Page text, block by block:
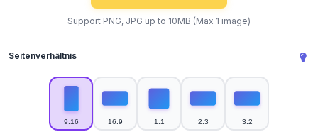
Support PNG, JPG up to 10MB (Max 1 image)
Seitenverhältnis
9:16 16:9 1:1 2:3 3:2